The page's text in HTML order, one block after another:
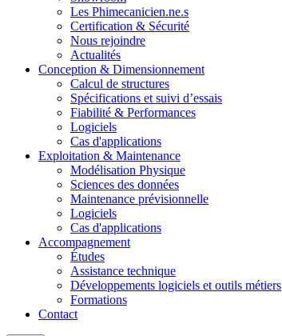
Les Phimecanicien.ne.s
Certification & Sécurité
Nous rejoindre
Actualités
Conception & Dimensionnement
Calcul de structures
Spécifications et suivi d’essais
Fiabilité & Performances
Logiciels
Cas d'applications
Exploitation & Maintenance
Modélisation Physique
Sciences des données
Maintenance prévisionnelle
Logiciels
Cas d'applications
Accompagnement
Études
Assistance technique
Développements logiciels et outils métiers
Formations
Contact